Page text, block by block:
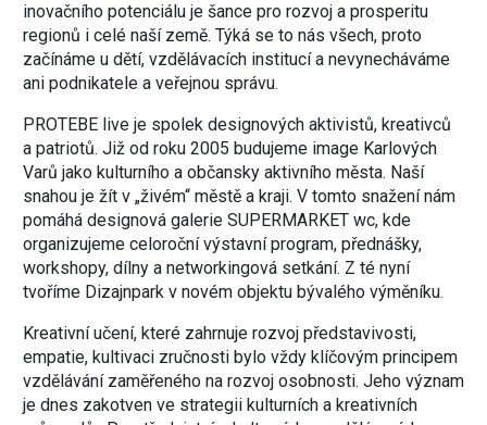
inovačního potenciálu je šance pro rozvoj a prosperitu
regionů i celé naší země. Týká se to nás všech, proto
začínáme u dětí, vzdělávacích institucí a nevynecháváme
ani podnikatele a veřejnou správu.
PROTEBE live je spolek designových aktivistů, kreativců
a patriotů. Již od roku 2005 budujeme image Karlových
Varů jako kulturního a občansky aktivního města. Naší
snahou je žít v „živém“ městě a kraji. V tomto snažení nám
pomáhá designová galerie SUPERMARKET wc, kde
organizujeme celoroční výstavní program, přednášky,
workshopy, dílny a networkingová setkání. Z té nyní
tvoříme Dizajnpark v novém objektu bývalého výměníku.
Kreativní učení, které zahrnuje rozvoj představivosti,
empatie, kultivaci zručnosti bylo vždy klíčovým principem
vzdělávání zaměřeného na rozvoj osobnosti. Jeho význam
je dnes zakotven ve strategii kulturních a kreativních